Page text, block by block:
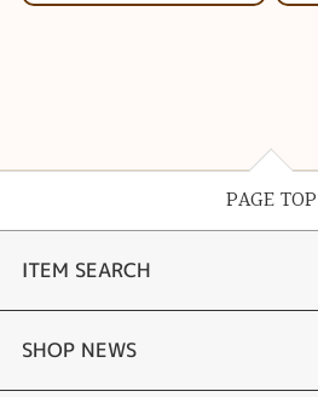
PAGE TOP
ITEM SEARCH
婚約指輪
SHOP NEWS